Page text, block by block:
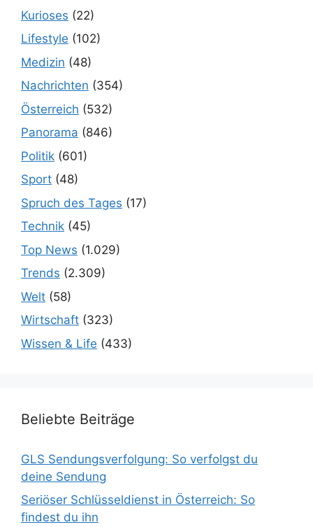
Kurioses (22)
Lifestyle (102)
Medizin (48)
Nachrichten (354)
Österreich (532)
Panorama (846)
Politik (601)
Sport (48)
Spruch des Tages (17)
Technik (45)
Top News (1.029)
Trends (2.309)
Welt (58)
Wirtschaft (323)
Wissen & Life (433)
Beliebte Beiträge
GLS Sendungsverfolgung: So verfolgst du
deine Sendung
Seriöser Schlüsseldienst in Österreich: So
findest du ihn